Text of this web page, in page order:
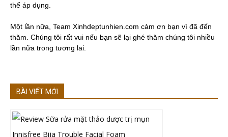
thể áp dụng.
Một lần nữa, Team Xinhdeptunhien.com cảm ơn bạn vì đã đến
thăm. Chúng tôi rất vui nếu bạn sẽ lại ghé thăm chúng tôi nhiều
lần nữa trong tương lai.
BÀI VIẾT MỚI